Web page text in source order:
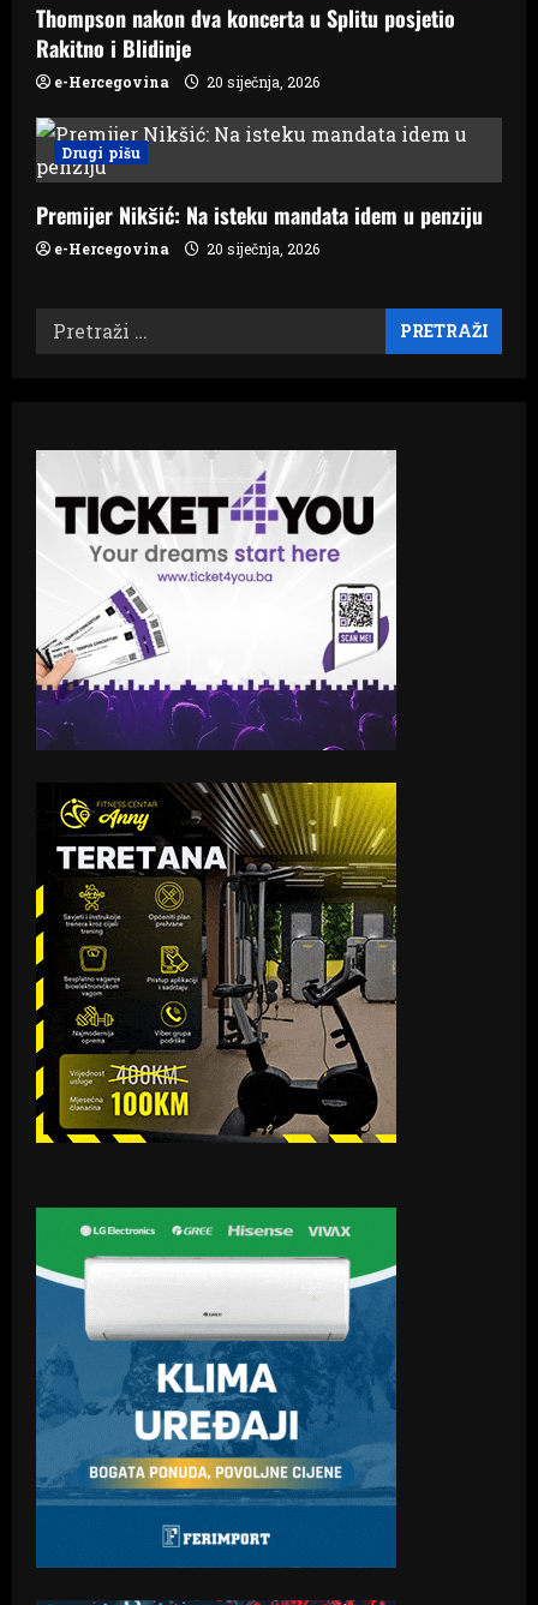
Thompson nakon dva koncerta u Splitu posjetio
Rakitno i Blidinje
e-Hercegovina 20 siječnja, 2026
Drugi pišu
Premijer Nikšić: Na isteku mandata idem u penziju
e-Hercegovina 20 siječnja, 2026
Pretraži: